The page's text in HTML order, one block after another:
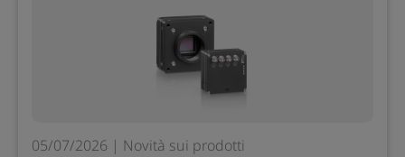
05/07/2026 | Novità sui prodotti